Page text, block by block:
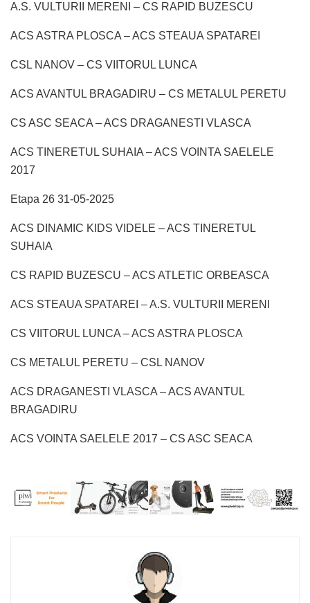
A.S. VULTURII MERENI – CS RAPID BUZESCU
ACS ASTRA PLOSCA – ACS STEAUA SPATAREI
CSL NANOV – CS VIITORUL LUNCA
ACS AVANTUL BRAGADIRU – CS METALUL PERETU
CS ASC SEACA – ACS DRAGANESTI VLASCA
ACS TINERETUL SUHAIA – ACS VOINTA SAELELE
2017
Etapa 26 31-05-2025
ACS DINAMIC KIDS VIDELE – ACS TINERETUL
SUHAIA
CS RAPID BUZESCU – ACS ATLETIC ORBEASCA
ACS STEAUA SPATAREI – A.S. VULTURII MERENI
CS VIITORUL LUNCA – ACS ASTRA PLOSCA
CS METALUL PERETU – CSL NANOV
ACS DRAGANESTI VLASCA – ACS AVANTUL
BRAGADIRU
ACS VOINTA SAELELE 2017 – CS ASC SEACA